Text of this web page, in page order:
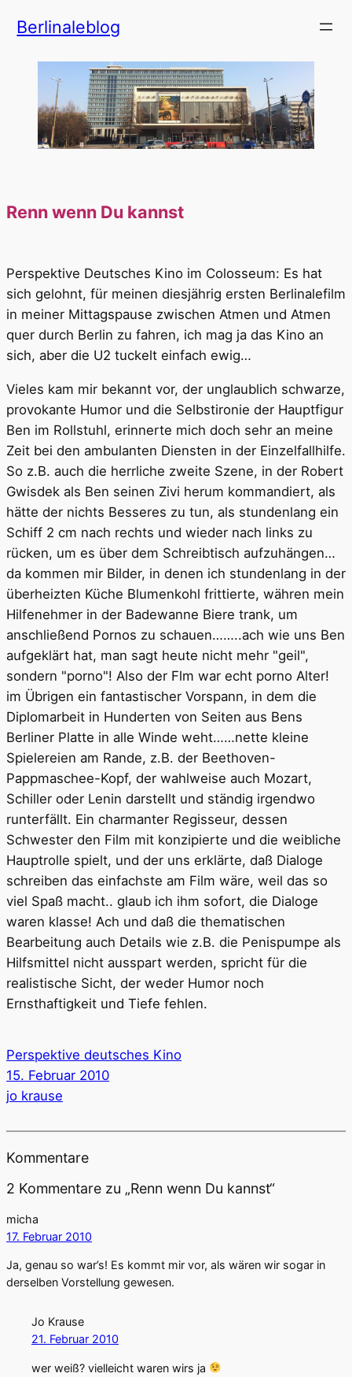
Inhalt
Berlinaleblog
Renn wenn Du kannst
Perspektive Deutsches Kino im Colosseum: Es hat
sich gelohnt, für meinen diesjährig ersten Berlinalefilm
in meiner Mittagspause zwischen Atmen und Atmen
quer durch Berlin zu fahren, ich mag ja das Kino an
sich, aber die U2 tuckelt einfach ewig…
Vieles kam mir bekannt vor, der unglaublich schwarze,
provokante Humor und die Selbstironie der Hauptfigur
Ben im Rollstuhl, erinnerte mich doch sehr an meine
Zeit bei den ambulanten Diensten in der Einzelfallhilfe.
So z.B. auch die herrliche zweite Szene, in der Robert
Gwisdek als Ben seinen Zivi herum kommandiert, als
hätte der nichts Besseres zu tun, als stundenlang ein
Schiff 2 cm nach rechts und wieder nach links zu
rücken, um es über dem Schreibtisch aufzuhängen…
da kommen mir Bilder, in denen ich stundenlang in der
überheizten Küche Blumenkohl frittierte, währen mein
Hilfenehmer in der Badewanne Biere trank, um
anschließend Pornos zu schauen……..ach wie uns Ben
aufgeklärt hat, man sagt heute nicht mehr "geil",
sondern "porno"! Also der Flm war echt porno Alter!
im Übrigen ein fantastischer Vorspann, in dem die
Diplomarbeit in Hunderten von Seiten aus Bens
Berliner Platte in alle Winde weht……nette kleine
Spielereien am Rande, z.B. der Beethoven-
Pappmaschee-Kopf, der wahlweise auch Mozart,
Schiller oder Lenin darstellt und ständig irgendwo
runterfällt. Ein charmanter Regisseur, dessen
Schwester den Film mit konzipierte und die weibliche
Hauptrolle spielt, und der uns erklärte, daß Dialoge
schreiben das einfachste am Film wäre, weil das so
viel Spaß macht.. glaub ich ihm sofort, die Dialoge
waren klasse! Ach und daß die thematischen
Bearbeitung auch Details wie z.B. die Penispumpe als
Hilfsmittel nicht ausspart werden, spricht für die
realistische Sicht, der weder Humor noch
Ernsthaftigkeit und Tiefe fehlen.
Perspektive deutsches Kino
15. Februar 2010
jo krause
Kommentare
2 Kommentare zu „Renn wenn Du kannst“
micha
17. Februar 2010
Ja, genau so war’s! Es kommt mir vor, als wären wir sogar in
derselben Vorstellung gewesen.
Jo Krause
21. Februar 2010
wer weiß? vielleicht waren wirs ja